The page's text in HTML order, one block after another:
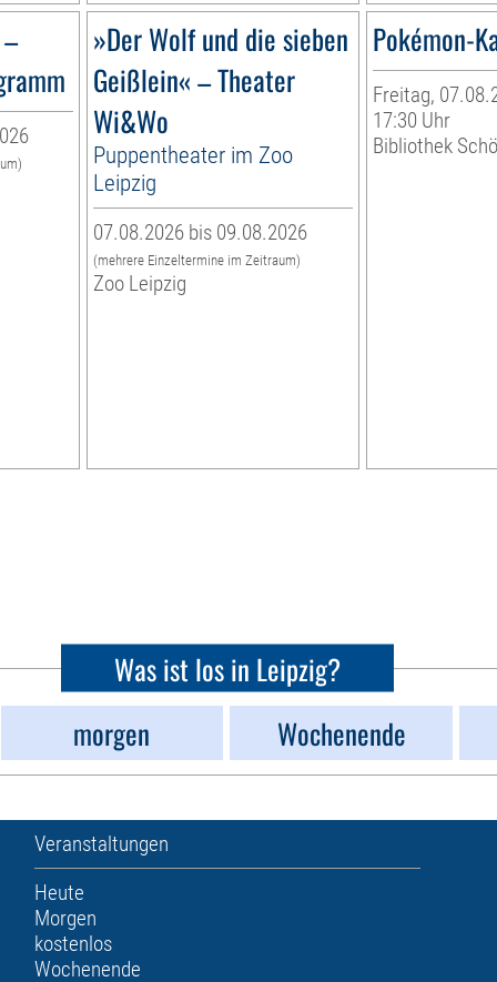
»Der Wolf und die sieben
Geißlein« – Theater
Wi&Wo
Puppentheater im Zoo
Leipzig
07.08.2026 bis 09.08.2026
(mehrere Einzeltermine im Zeitraum)
Zoo Leipzig
Pokémon-
Freitag,
17:30 Uhr
Bibliothek
Was ist los in Leipzig?
morgen Wochenende
Veranstaltungen
Heute
Morgen
kostenlos
Wochenende